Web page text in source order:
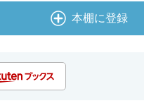
本棚に登録